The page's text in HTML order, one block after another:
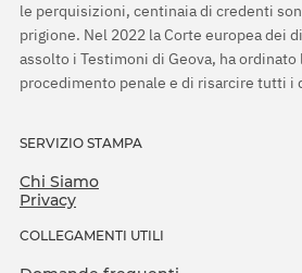
le perquisizioni, centinaia di credenti
prigione. Nel 2022 la Corte europea dei
assolto i Testimoni di Geova, ha
procedimento penale e di risarcire tutti i
SERVIZIO STAMPA
Chi Siamo
Privacy
COLLEGAMENTI UTILI